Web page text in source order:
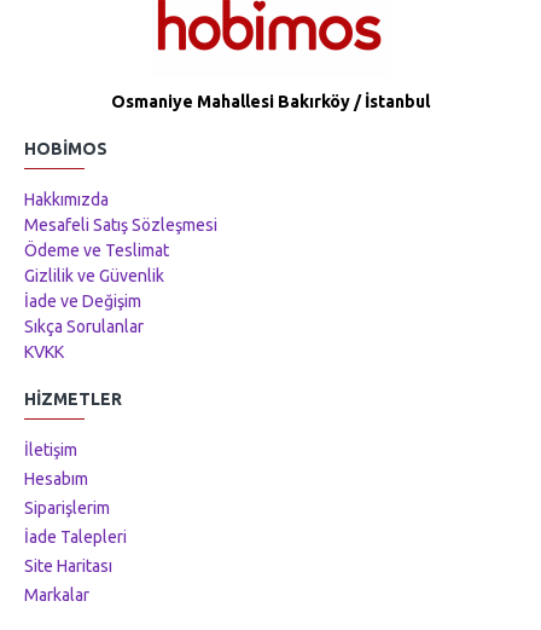
Osmaniye Mahallesi Bakırköy / İstanbul
HOBIMOS
Hakkımızda
Mesafeli Satış Sözleşmesi
Ödeme ve Teslimat
Gizlilik ve Güvenlik
İade ve Değişim
Sıkça Sorulanlar
KVKK
HIZMETLER
İletişim
Hesabım
Siparişlerim
İade Talepleri
Site Haritası
Markalar